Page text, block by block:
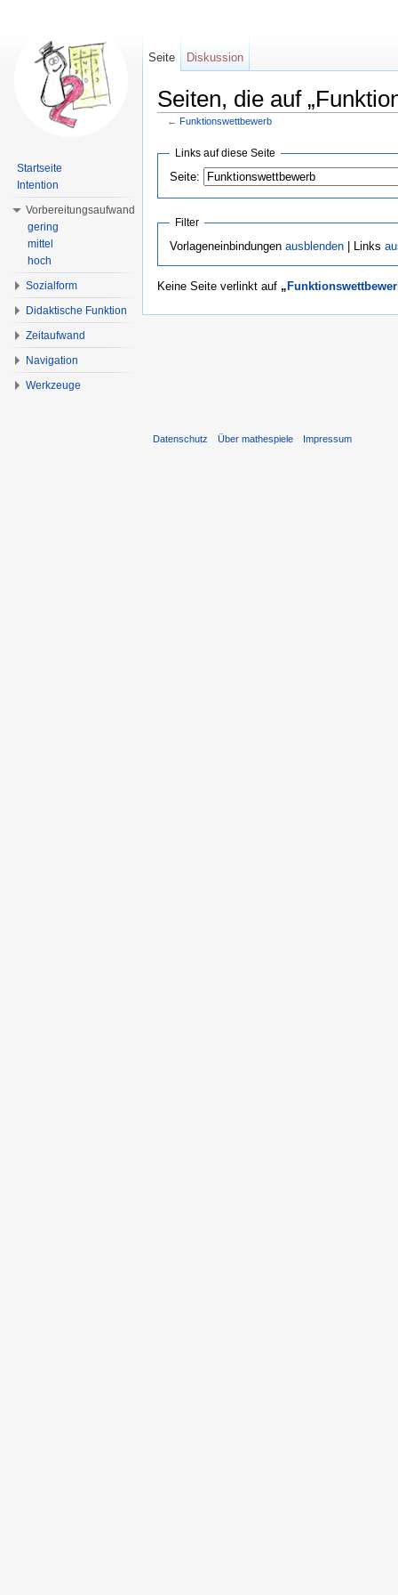
Seiten, die auf
← Funktionswettbewerb
Links auf diese Seite
Seite:
Filter
Vorlageneinbindungen ausblenden| Links
Keine Seite verlinkt auf „
Seite Diskussion
Startseite
Intention
Vorbereitungsaufwand
gering
mittel
hoch
Sozialform
Didaktische Funktion
Zeitaufwand
Navigation
Werkzeuge
Datenschutz Über mathespiele Impressum